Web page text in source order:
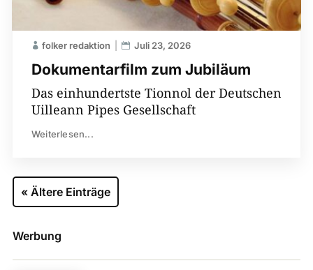
Dokumentarfilm zum Jubiläum
folker redaktion Juli 23, 2026
Das einhundertste Tionnol der Deutschen
Uilleann Pipes Gesellschaft
Weiterlesen...
« Ältere Einträge
Werbung